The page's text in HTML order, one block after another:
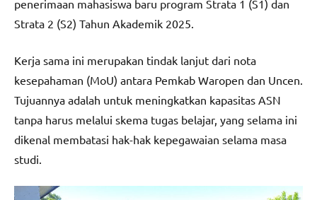
penerimaan mahasiswa baru program Strata 1 (S1) dan
Strata 2 (S2) Tahun Akademik 2025.
Kerja sama ini merupakan tindak lanjut dari nota
kesepahaman (MoU) antara Pemkab Waropen dan Uncen.
Tujuannya adalah untuk meningkatkan kapasitas ASN
tanpa harus melalui skema tugas belajar, yang selama ini
dikenal membatasi hak-hak kepegawaian selama masa
studi.